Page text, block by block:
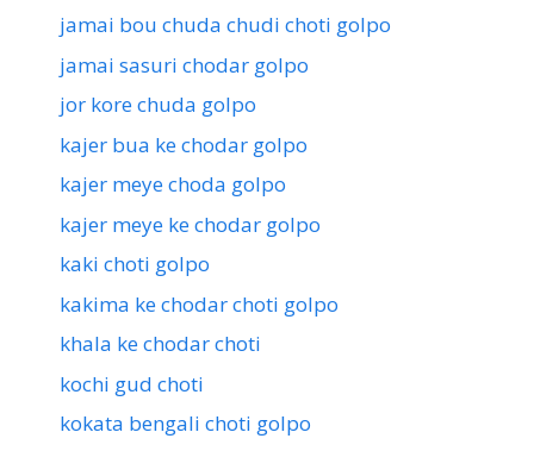
jamai bou chuda chudi choti golpo
jamai sasuri chodar golpo
jor kore chuda golpo
kajer bua ke chodar golpo
kajer meye choda golpo
kajer meye ke chodar golpo
kaki choti golpo
kakima ke chodar choti golpo
khala ke chodar choti
kochi gud choti
kokata bengali choti golpo